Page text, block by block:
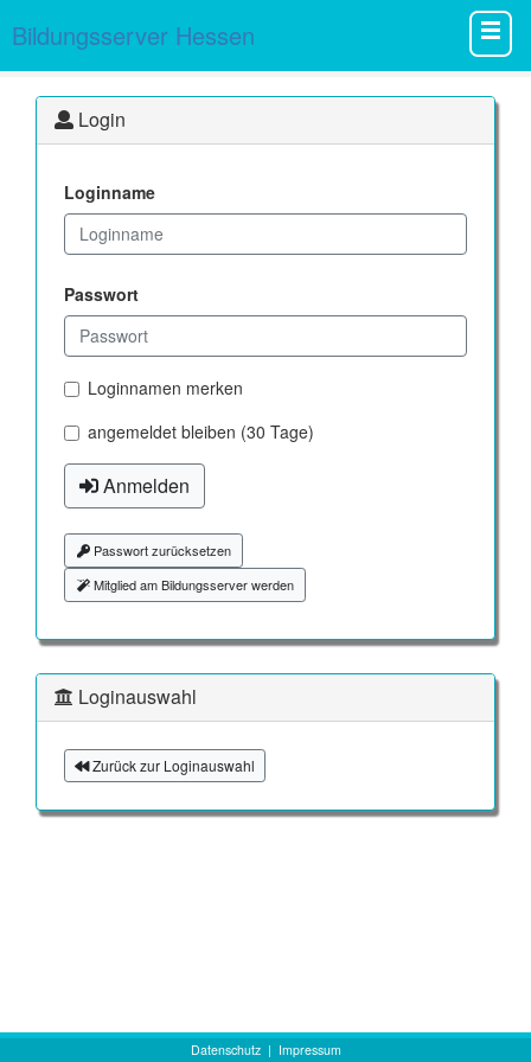
Bildungsserver Hessen
Login
Loginname
Passwort
Loginnamen merken
angemeldet bleiben (30 Tage)
Anmelden
Passwort zurücksetzen
Mitglied am Bildungsserver werden
Loginauswahl
Zurück zur Loginauswahl
Datenschutz| Impressum